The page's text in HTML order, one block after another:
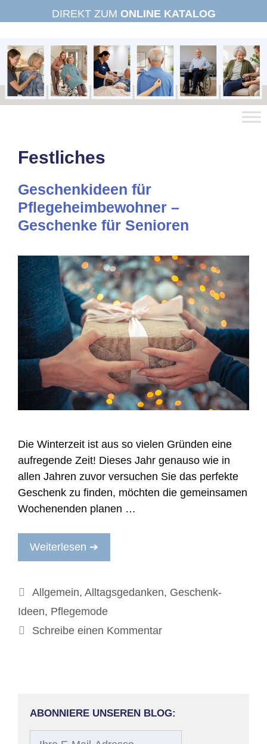
Inhalt
DIREKT ZUM ONLINE KATALOG
Festliches
Geschenkideen für
Pflegeheimbewohner –
Geschenke für Senioren
Die Winterzeit ist aus so vielen Gründen eine
aufregende Zeit! Dieses Jahr genauso wie in
allen Jahren zuvor versuchen Sie das perfekte
Geschenk zu finden, möchten die gemeinsamen
Wochenenden planen …
Weiterlesen ➔
Kategorien
Allgemein, Alltagsgedanken, Geschenk-
Ideen, Pflegemode
Schreibe einen Kommentar
ABONNIERE UNSEREN BLOG: